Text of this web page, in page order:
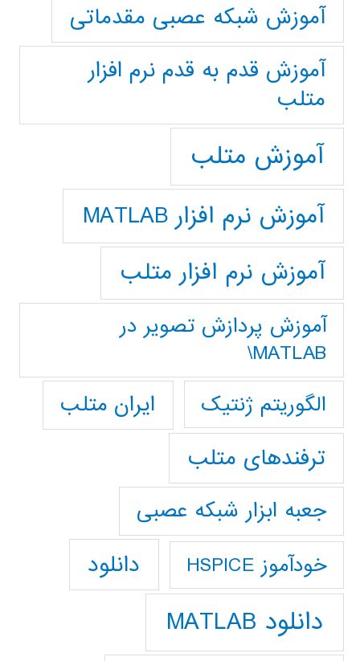
آموزش شبکه عصبی مقدماتی
آموزش قدم به قدم نرم افزار
متلب
آموزش متلب
آموزش نرم افزار MATLAB
آموزش نرم افزار متلب
آموزش پردازش تصوير در
MATLAB\
الگوریتم ژنتیک
ایران متلب
ترفندهای متلب
جعبه ابزار شبکه عصبی
خودآموز HSPICE دانلود
دانلود MATLAB